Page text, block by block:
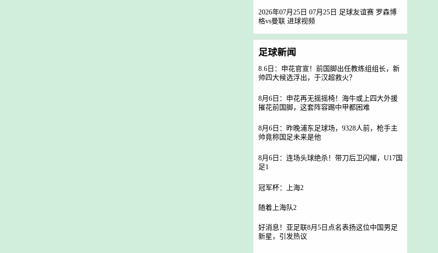
2026年07月25日 07月25日 足球友谊赛 罗森博
格vs曼联 进球视频
足球新闻
8.6日：申花官宣！前国脚出任教练组组长，新
帅四大候选浮出，于汉超救火？
8月6日：申花再无摇摇椅！海牛或上四大外援
摧花前国脚，这套阵容踢中甲都困难
8月6日：昨晚浦东足球场，9328人前，枪手主
帅竟称国足未来是他
8月6日：连场头球绝杀！带刀后卫闪耀，U17国
足1
冠军杯：上海2
随着上海队2
好消息！亚足联8月5日点名表扬这位中国男足
新星，引发热议